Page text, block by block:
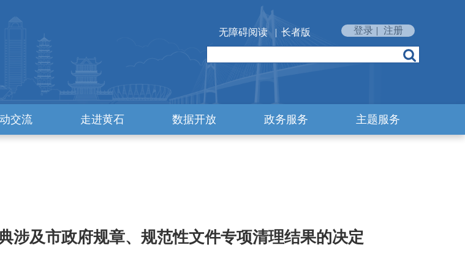
无障碍阅读 | 长者版 登录 | 注册
交流 走进黄石 数据开放 政务服务 主题服务
涉及市政府规章、规范性文件专项清理结果的决定